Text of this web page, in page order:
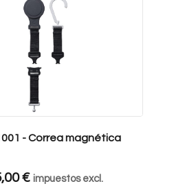
- Correa magnética
€ impuestos excl.